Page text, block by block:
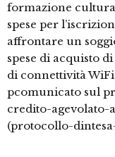
formazione
spese per
affrontare un
spese di acquisto
di connettività
pcomunicato sul
credito-agevolato-
(protocollo-